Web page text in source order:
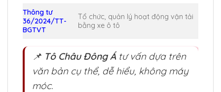
Thông tư
36/2024/TT-
BGTVT
Tổ chức, quản lý hoạt động vận tải
bằng xe ô tô
📌 Tô Châu Đông Átư vấn dựa trên
văn bản cụ thể, dễ hiểu, không máy
móc.